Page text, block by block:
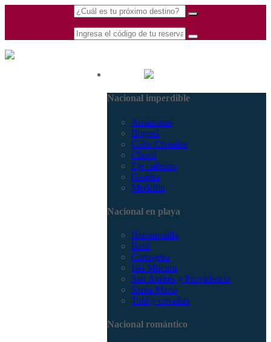
Nacional imperdible
Amazonas
Bogotá
Caño Cristales
Chocó
Eje cafetero
Guajira
Medellín
Nacional en playa
Barranquilla
Barú
Cartagena
Isla Múcura
San Andrés y Providencia
Santa Marta
Tolú y coveñas
Nacional romántico